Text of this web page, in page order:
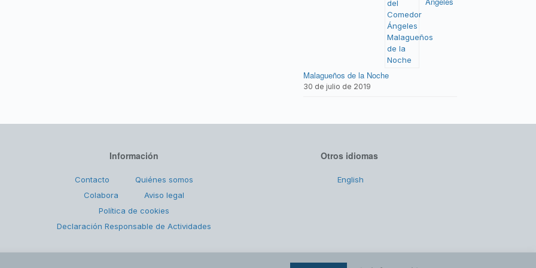
Malagueños de la Noche
30 de julio de 2019
Información
Contacto
Quiénes somos
Colabora
Aviso legal
Política de cookies
Declaración Responsable de Actividades
Otros idiomas
English